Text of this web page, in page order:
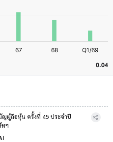
0.04
ญผู้ถือหุ้น ครั้งที่ 45 ประจำปี
ทฯ